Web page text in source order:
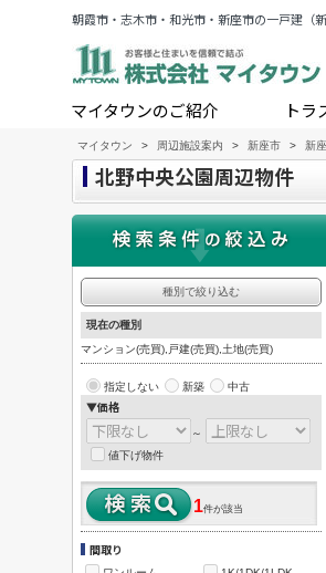
朝霞市・志木市・和光市・新座市の一戸建（
マイタウンのご紹介 トラ
マイタウン > 周辺施設案内 > 新座市 > 新
北野中央公園周辺物件
種別で絞り込む
現在の種別
マンション(売買),戸建(売買),土地(売買)
指定しない 新築 中古
▼価格
～
値下げ物件
1件が該当
間取り